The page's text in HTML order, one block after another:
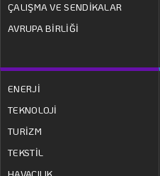
ÇALIŞMA VE SENDİKALAR
AVRUPA BİRLİĞİ
ENERJİ
TEKNOLOJİ
TURİZM
TEKSTİL